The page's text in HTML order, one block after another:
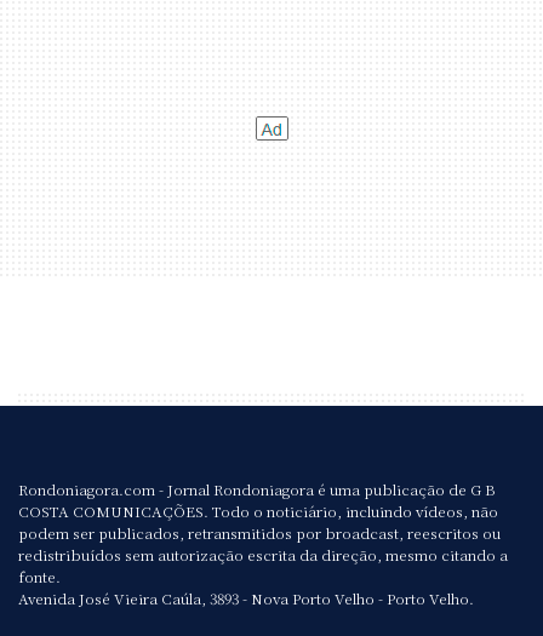
Rondoniagora.com - Jornal Rondoniagora é uma publicação de G B
COSTA COMUNICAÇÕES. Todo o noticiário, incluindo vídeos, não
podem ser publicados, retransmitidos por broadcast, reescritos ou
redistribuídos sem autorização escrita da direção, mesmo citando a
fonte.
Avenida José Vieira Caúla, 3893 - Nova Porto Velho - Porto Velho.